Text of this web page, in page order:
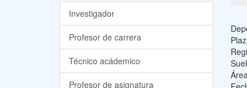
Investigador
Profesor de carrera
Técnico acádemico
Profesor de asignatura